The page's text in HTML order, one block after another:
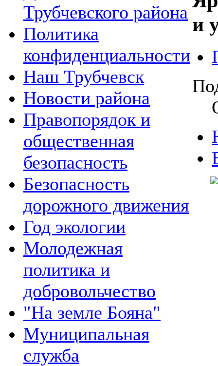
Трубчевского района
Политика
конфиденциальности
Наш Трубчевск
Новости района
Правопорядок и
общественная
безопасность
Безопасность
дорожного движения
Год экологии
Молодежная
политика и
добровольчество
"На земле Бояна"
Муниципальная
служба
и